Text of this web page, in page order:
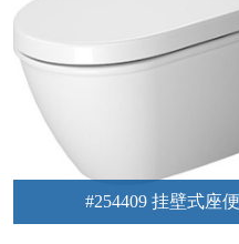
#254409 挂壁式座